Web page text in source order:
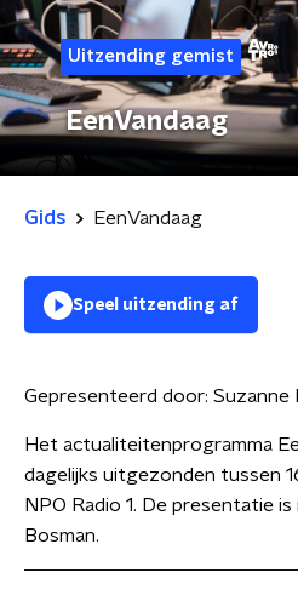
Uitzending gemist
EenVandaag
Gids EenVandaag
Speel uitzending af
Gepresenteerd door: Suzanne
Het actualiteitenprogramma
dagelijks uitgezonden tussen
NPO Radio 1. De presentatie
Bosman.